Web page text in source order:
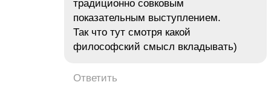
традиционно совковым
показательным выступлением.
Так что тут смотря какой
философский смысл вкладывать)
Ответить